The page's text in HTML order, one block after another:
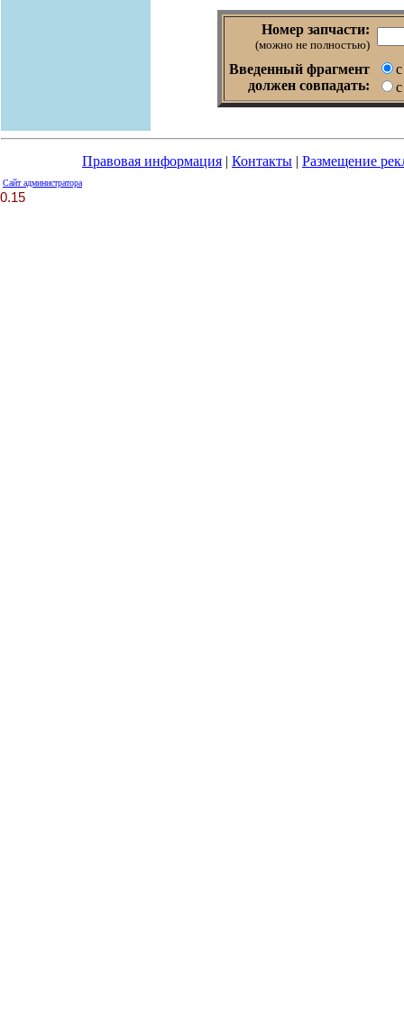
Номер запчасти:
(можно не полностью)
Введенный фрагмент
должен совпадать:
Правовая информация | Контакты | Размещение
Сайт администратора
0.15